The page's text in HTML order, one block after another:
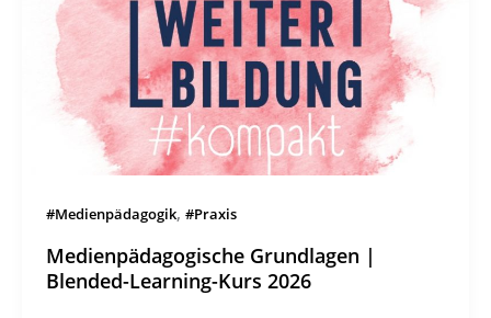
#Medienpädagogik, #Praxis
Medienpädagogische Grundlagen |
Blended-Learning-Kurs 2026